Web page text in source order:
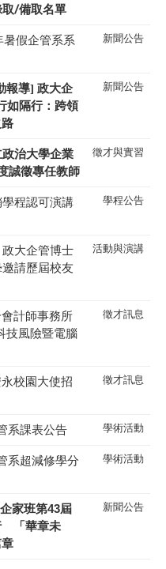
/備取名單
暑假企管系系
新聞公告
報導] 政大企
如隔行：跨領
新聞公告
政治大學企業
誠徵專任教師
徵才與實習
程認可演講
學程公告
大企管博士
請歷屆校友
活動與演講
會計師事務所
技風險暨電腦
徵才訊息
校園大使招
徵才訊息
系課表公告 學術活動
系超減修學分
學術活動
企家班第43屆
「華章未
新聞公告